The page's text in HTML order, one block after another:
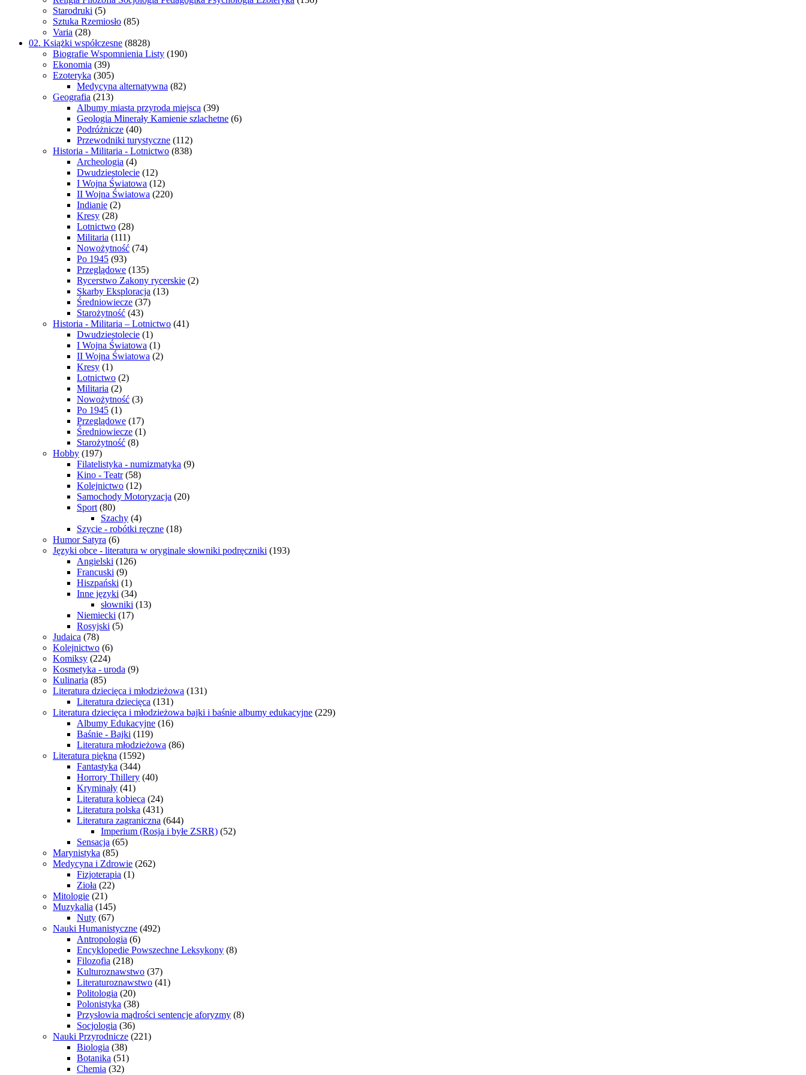
Starodruki (5)
Sztuka Rzemiosło (85)
Varia (28)
02. Książki współczesne (8828)
Biografie Wspomnienia Listy (190)
Ekonomia (39)
Ezoteryka (305)
Medycyna alternatywna (82)
Geografia (213)
Albumy miasta przyroda miejsca (39)
Geologia Minerały Kamienie szlachetne (6)
Podróżnicze (40)
Przewodniki turystyczne (112)
Historia - Militaria - Lotnictwo (838)
Archeologia (4)
Dwudziestolecie (12)
I Wojna Światowa (12)
II Wojna Światowa (220)
Indianie (2)
Kresy (28)
Lotnictwo (28)
Militaria (111)
Nowożytność (74)
Po 1945 (93)
Przeglądowe (135)
Rycerstwo Zakony rycerskie (2)
Skarby Eksploracja (13)
Średniowiecze (37)
Starożytność (43)
Historia - Militaria – Lotnictwo (41)
Dwudziestolecie (1)
I Wojna Światowa (1)
II Wojna Światowa (2)
Kresy (1)
Lotnictwo (2)
Militaria (2)
Nowożytność (3)
Po 1945 (1)
Przeglądowe (17)
Średniowiecze (1)
Starożytność (8)
Hobby (197)
Filatelistyka - numizmatyka (9)
Kino - Teatr (58)
Kolejnictwo (12)
Samochody Motoryzacja (20)
Sport (80)
Szachy (4)
Szycie - robótki ręczne (18)
Humor Satyra (6)
Języki obce - literatura w oryginale słowniki podręczniki (193)
Angielski (126)
Francuski (9)
Hiszpański (1)
Inne języki (34)
słowniki (13)
Niemiecki (17)
Rosyjski (5)
Judaica (78)
Kolejnictwo (6)
Komiksy (224)
Kosmetyka - uroda (9)
Kulinaria (85)
Literatura dziecięca i młodzieżowa (131)
Literatura dziecięca (131)
Literatura dziecięca i młodzieżowa bajki i baśnie albumy edukacyjne (229)
Albumy Edukacyjne (16)
Baśnie - Bajki (119)
Literatura młodzieżowa (86)
Literatura piękna (1592)
Fantastyka (344)
Horrory Thillery (40)
Kryminały (41)
Literatura kobieca (24)
Literatura polska (431)
Literatura zagraniczna (644)
Imperium (Rosja i byłe ZSRR) (52)
Sensacja (65)
Marynistyka (85)
Medycyna i Zdrowie (262)
Fizjoterapia (1)
Zioła (22)
Mitologie (21)
Muzykalia (145)
Nuty (67)
Nauki Humanistyczne (492)
Antropologia (6)
Encyklopedie Powszechne Leksykony (8)
Filozofia (218)
Kulturoznawstwo (37)
Literaturoznawstwo (41)
Politologia (20)
Polonistyka (38)
Przysłowia mądrości sentencje aforyzmy (8)
Socjologia (36)
Nauki Przyrodnicze (221)
Biologia (38)
Botanika (51)
Chemia (32)